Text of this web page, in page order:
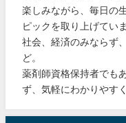
楽しみながら、毎日の
ピックを取り上げてい
社会、経済のみならず
ど。
薬剤師資格保持者でも
ず、気軽にわかりやす